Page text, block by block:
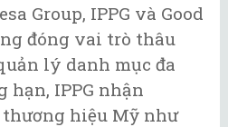
Group, IPPG và Good
đóng vai trò thâu
lý danh mục đa
hạn, IPPG nhận
hiệu Mỹ như